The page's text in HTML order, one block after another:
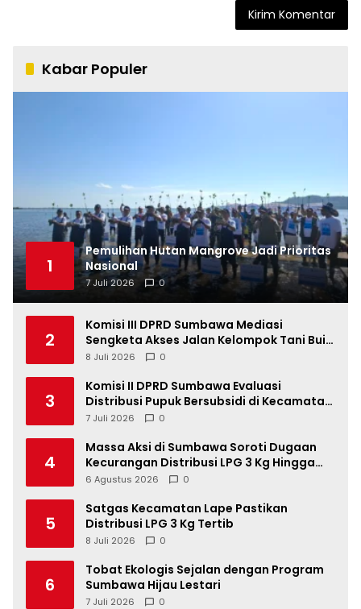
Kabar Populer
1
Pemulihan Hutan Mangrove Jadi Prioritas
Nasional
7 Juli 2026 0
2
Komisi III DPRD Sumbawa Mediasi
Sengketa Akses Jalan Kelompok Tani Buin
Dua
8 Juli 2026 0
3
Komisi II DPRD Sumbawa Evaluasi
Distribusi Pupuk Bersubsidi di Kecamatan
Lape
7 Juli 2026 0
4
Massa Aksi di Sumbawa Soroti Dugaan
Kecurangan Distribusi LPG 3 Kg Hingga
Pangkalan Fiktif
6 Agustus 2026 0
5
Satgas Kecamatan Lape Pastikan
Distribusi LPG 3 Kg Tertib
8 Juli 2026 0
6
Tobat Ekologis Sejalan dengan Program
Sumbawa Hijau Lestari
7 Juli 2026 0